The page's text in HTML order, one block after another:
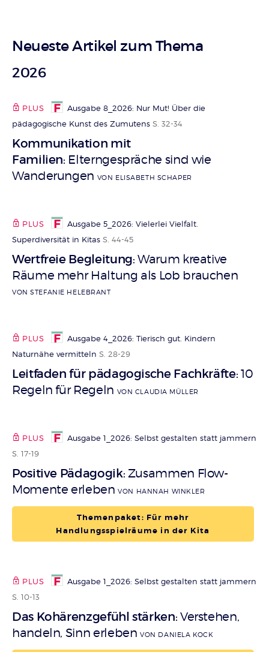
Neueste Artikel zum Thema
2026
PLUS
Ausgabe 8_2026: Nur Mut! Über die
pädagogische Kunst des Zumutens S. 32-34
Kommunikation mit
Familien: Elterngespräche sind wie
Wanderungen VON ELISABETH SCHAPER
PLUS
Ausgabe 5_2026: Vielerlei Vielfalt.
Superdiversität in Kitas S. 44-45
Wertfreie Begleitung:Warum kreative
Räume mehr Haltung als Lob brauchen
VON STEFANIE HELEBRANT
PLUS
Ausgabe 4_2026: Tierisch gut. Kindern
Naturnähe vermitteln S. 28-29
Leitfaden für pädagogische Fachkräfte: 10
Regeln für Regeln VON CLAUDIA MÜLLER
PLUS
Ausgabe 1_2026: Selbst gestalten statt jammern
S. 17-19
Positive Pädagogik: Zusammen Flow-
Momente erleben VON HANNAH WINKLER
Themenpaket: Für mehr
Handlungsspielräume in der Kita
PLUS
Ausgabe 1_2026: Selbst gestalten statt jammern
S. 10-13
Das Kohärenzgefühl stärken: Verstehen,
handeln, Sinn erleben VON DANIELA KOCK